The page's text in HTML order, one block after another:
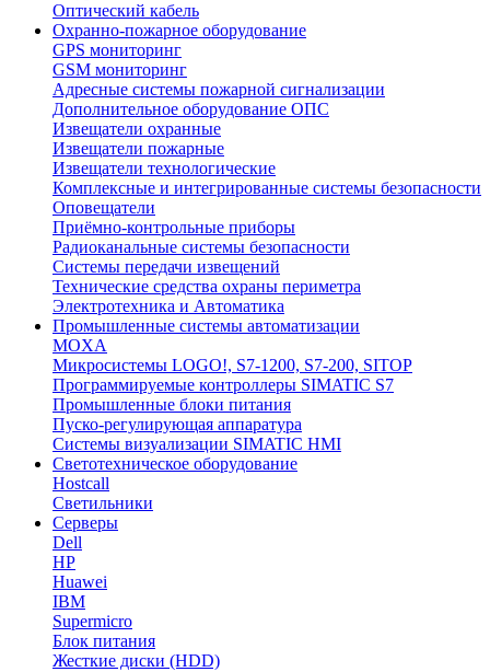
Оптический кабель
Охранно-пожарное оборудование
GPS мониторинг
GSM мониторинг
Адресные системы пожарной сигнализации
Дополнительное оборудование ОПС
Извещатели охранные
Извещатели пожарные
Извещатели технологические
Комплексные и интегрированные системы безопасноcти
Оповещатели
Приёмно-контрольные приборы
Радиоканальные системы безопасности
Системы передачи извещений
Технические средства охраны периметра
Электротехника и Автоматика
Промышленные системы автоматизации
MOXA
Микросистемы LOGO!, S7-1200, S7-200, SITOP
Программируемые контроллеры SIMATIC S7
Промышленные блоки питания
Пуско-регулирующая аппаратура
Системы визуализации SIMATIC HMI
Светотехническое оборудование
Hostcall
Светильники
Серверы
Dell
HP
Huawei
IBM
Supermicro
Блок питания
Жесткие диски (HDD)